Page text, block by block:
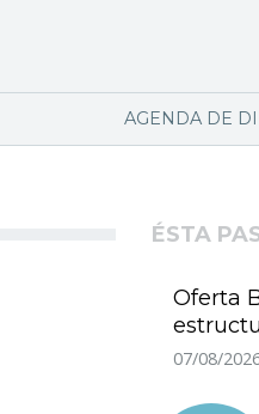
AGENDA DE
ÉSTA
Oferta
07/08/